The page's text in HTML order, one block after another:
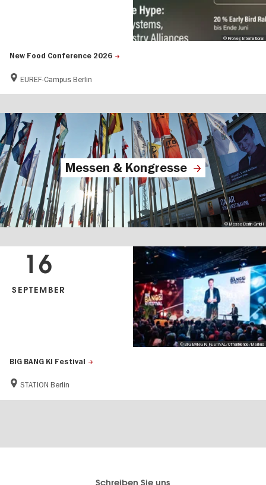
New Food Conference 2026
EUREF-Campus Berlin
© ProVeg International
Messen & Kongresse
© Messe Berlin GmbH
BIG BANG KI Festival
STATION Berlin
16
SEPTEMBER
© BIG BANG KI FESTIVAL/Offenblende/Markus
Schreiben Sie uns